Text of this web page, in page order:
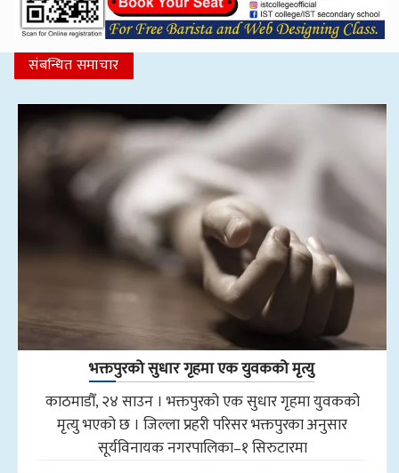
संबन्धित समाचार
भक्तपुरको सुधार गृहमा एक युवकको मृत्यु
काठमाडौँ, २४ साउन । भक्तपुरको एक सुधार गृहमा युवकको
मृत्यु भएको छ । जिल्ला प्रहरी परिसर भक्तपुरका अनुसार
सूर्यविनायक नगरपालिका–१ सिरुटारमा